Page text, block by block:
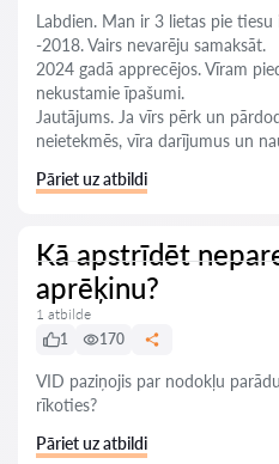
Labdien. Man ir 3 lietas pie
-2018. Vairs nevarēju samaksāt.
2024 gadā apprecējos. Vīram
nekustamie īpašumi.
Jautājums. Ja vīrs pērk un
neietekmēs, vīra darījumus un
Pāriet uz atbildi
Kā apstrīdēt
aprēķinu?
1 atbilde
1
170
VID paziņojis par nodokļu
rīkoties?
Pāriet uz atbildi